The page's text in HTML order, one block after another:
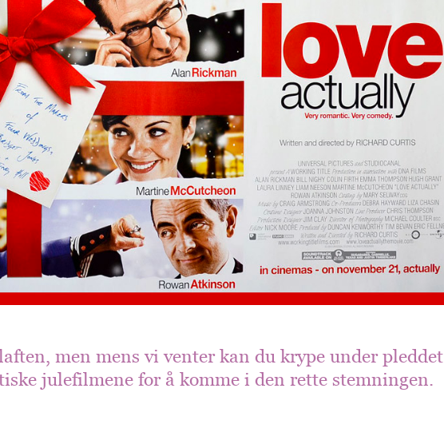
men mens vi venter kan du krype under pleddet
julefilmene for å komme i den rette stemningen.